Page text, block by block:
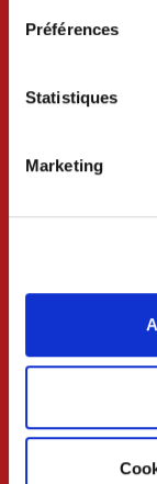
Préférences
Statistiques
Marketing
02 43 06 13
Nous
Jeudi
Samedi
Services